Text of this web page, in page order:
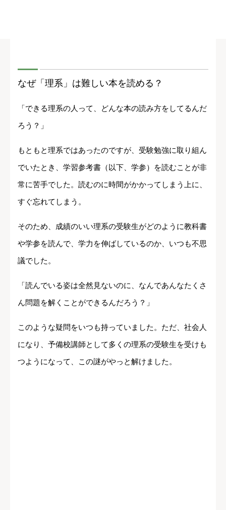
なぜ「理系」は難しい本を読める？
「できる理系の人って、どんな本の読み方をしてるんだ
ろう？」
もともと理系ではあったのですが、受験勉強に取り組ん
でいたとき、学習参考書（以下、学参）を読むことが非
常に苦手でした。読むのに時間がかかってしまう上に、
すぐ忘れてしまう。
そのため、成績のいい理系の受験生がどのように教科書
や学参を読んで、学力を伸ばしているのか、いつも不思
議でした。
「読んでいる姿は全然見ないのに、なんであんなたくさ
ん問題を解くことができるんだろう？」
このような疑問をいつも持っていました。ただ、社会人
になり、予備校講師として多くの理系の受験生を受けも
つようになって、この謎がやっと解けました。